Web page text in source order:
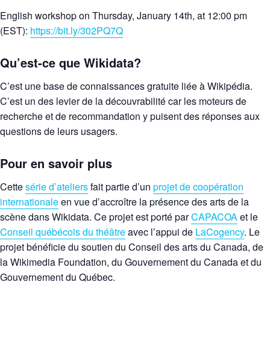
English workshop on Thursday, January 14th, at 12:00 pm
(EST): https://bit.ly/302PQ7Q
Qu’est-ce que Wikidata?
C’est une base de connaissances gratuite liée à Wikipédia.
C’est un des levier de la découvrabilité car les moteurs de
recherche et de recommandation y puisent des réponses aux
questions de leurs usagers.
Pour en savoir plus
Cettesérie d’ateliersfait partie d’un projet de coopération
internationaleen vue d’accroître la présence des arts de la
scène dans Wikidata. Ce projet est porté parCAPACOAet le
Conseil québécois du théâtreavec l’appui de LaCogency. Le
projet bénéficie du soutien du Conseil des arts du Canada, de
la Wikimedia Foundation, du Gouvernement du Canada et du
Gouvernement du Québec.